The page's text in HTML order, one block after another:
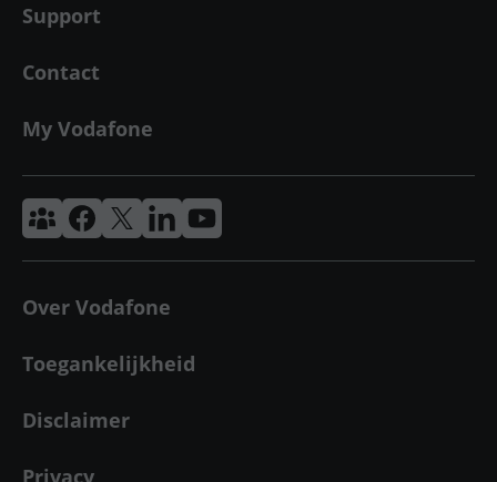
Support
Contact
My Vodafone
Vodafone & Ziggo Community
Vodafone Facebook
Vodafone XVodafoneZiggo LinkedIn
Vodafone YouTube
Over Vodafone
Toegankelijkheid
Disclaimer
Privacy